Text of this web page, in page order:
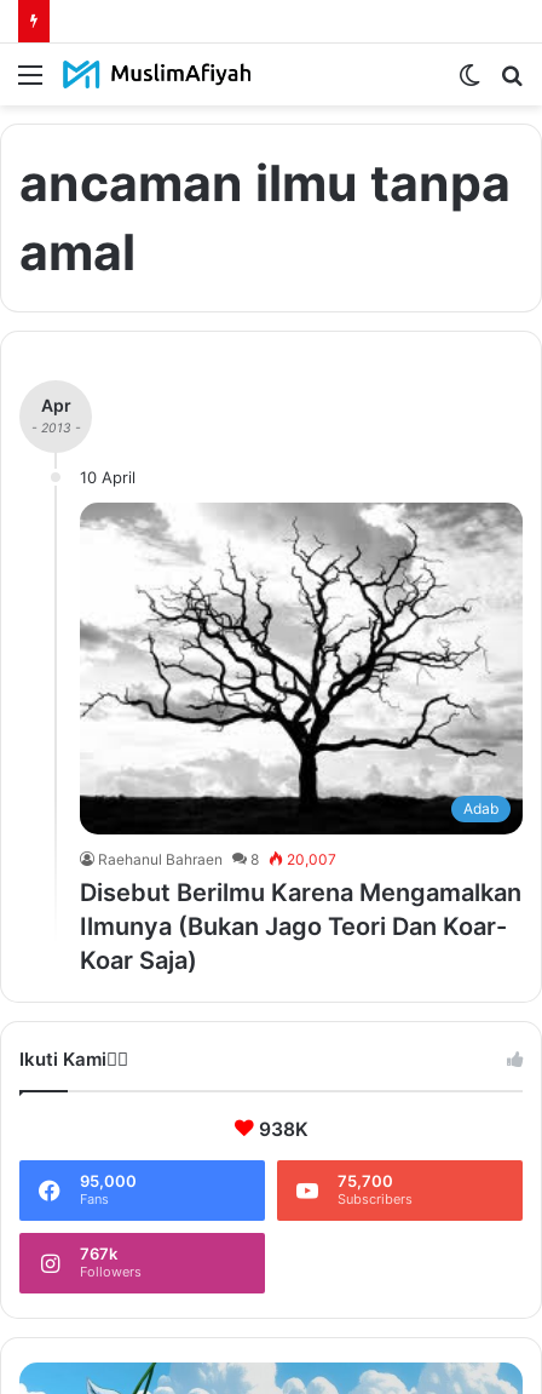
Menu
Switch
ancaman ilmu tanpa
amal
Apr
- 2013 -
10 April
Adab
Raehanul Bahraen 8 20,007
Disebut Berilmu Karena Mengamalkan
Ilmunya (Bukan Jago Teori Dan Koar-
Koar Saja)
Ikuti Kami❤️‍🔥
938K
95,000
Fans
75,700
Subscribers
767k
Followers